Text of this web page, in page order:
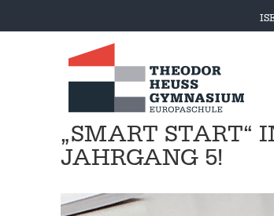
„SMART START“
JAHRGANG 5!